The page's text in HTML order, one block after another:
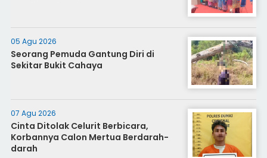
05 Agu 2026
Seorang Pemuda Gantung Diri di
Sekitar Bukit Cahaya
07 Agu 2026
Cinta Ditolak Celurit Berbicara,
Korbannya Calon Mertua Berdarah-
darah